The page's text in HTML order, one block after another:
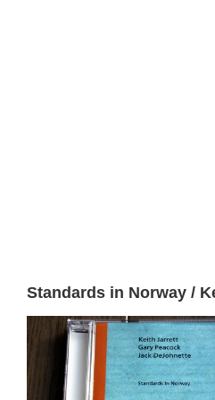
Standards in Norway /